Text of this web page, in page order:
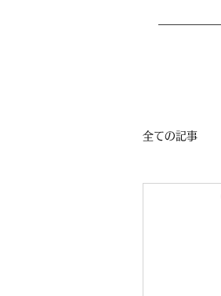
全ての記事